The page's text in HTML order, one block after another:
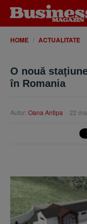
HOME ACTUALITATE
O nouă
în Romania
Autor: Oana Antipa 22